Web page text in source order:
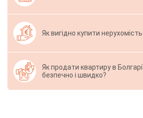
Як вигідно купити
Як продати квартиру в
безпечно і швидко?